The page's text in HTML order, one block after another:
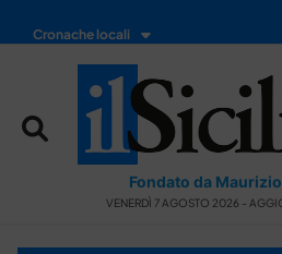
Cronache locali
Fondato da
VENERDÌ 7 AGOSTO 2026 -